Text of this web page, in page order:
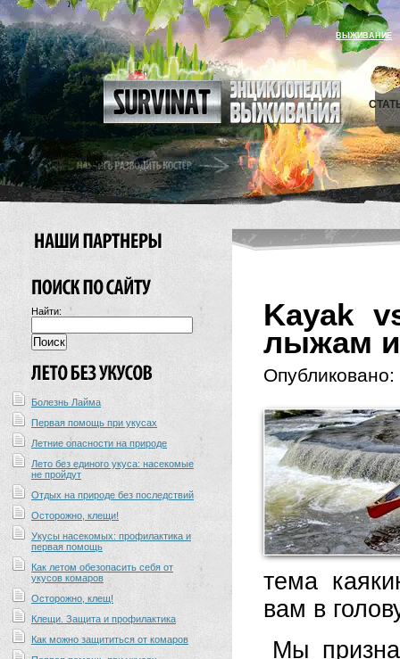
ВЫЖИВАНИЕ
Найти:
Болезнь Лайма
Первая помощь при укусах
Летние опасности на природе
Лето без единого укуса: насекомые
не пройдут
Отдых на природе без последствий
Осторожно, клещи!
Укусы насекомых: профилактика и
первая помощь
Как летом обезопасить себя от
укусов комаров
Осторожно, клещ!
Клещи. Защита и профилактика
Как можно защититься от комаров
Kayak
лыжам и
Опубликовано:
тема
вам в
Мы